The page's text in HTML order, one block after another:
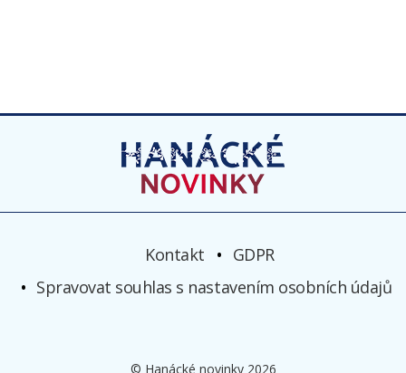
Kontakt
GDPR
Spravovat souhlas s nastavením osobních údajů
© Hanácké novinky 2026